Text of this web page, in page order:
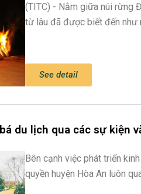
(TITC) - Nằm giữa núi rừng
từ lâu đã được biết đến
See detail
du lịch qua các sự kiện
Bên cạnh việc phát triển
quyền huyện Hòa An luôn